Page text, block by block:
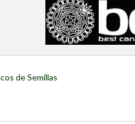
de Semillas